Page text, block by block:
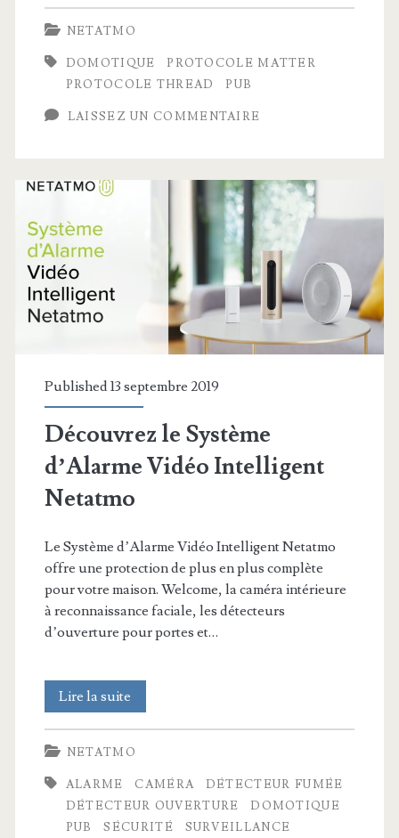
NETATMO
DOMOTIQUE
PROTOCOLE MATTER
PROTOCOLE THREAD
PUB
LAISSEZ UN COMMENTAIRE
Published 13 septembre 2019
Découvrez le Système
d’Alarme Vidéo Intelligent
Netatmo
Le Système d’Alarme Vidéo Intelligent Netatmo
offre une protection de plus en plus complète
pour votre maison. Welcome, la caméra intérieure
à reconnaissance faciale, les détecteurs
d’ouverture pour portes et…
Lire la suite
le
Système
d’Alarme
Vidéo
NETATMO
ALARME CAMÉRA
DÉTECTEUR FUMÉE
DÉTECTEUR OUVERTURE
DOMOTIQUE
PUB
SÉCURITÉ SURVEILLANCE